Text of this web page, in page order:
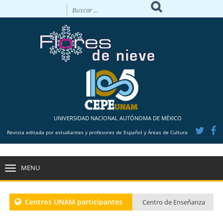
UNIVERSIDAD NACIONAL AUTÓNOMA DE MÉXICO
Revista editada por estudiantes y profesores de Español y Áreas de Cultura
MENU
Centros UNAM participantes
Centro de Enseñanza